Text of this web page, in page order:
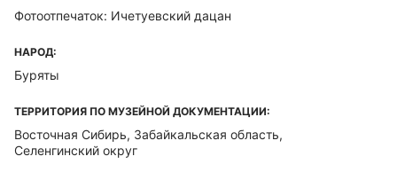
Фотоотпечаток: Ичетуевский дацан
НАРОД:
Буряты
ТЕРРИТОРИЯ ПО МУЗЕЙНОЙ ДОКУМЕНТАЦИИ:
Восточная Сибирь, Забайкальская область,
Селенгинский округ